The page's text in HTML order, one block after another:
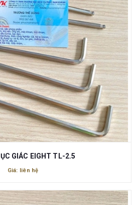
GIÁC EIGHT TL-2.5
Giá: liên hệ